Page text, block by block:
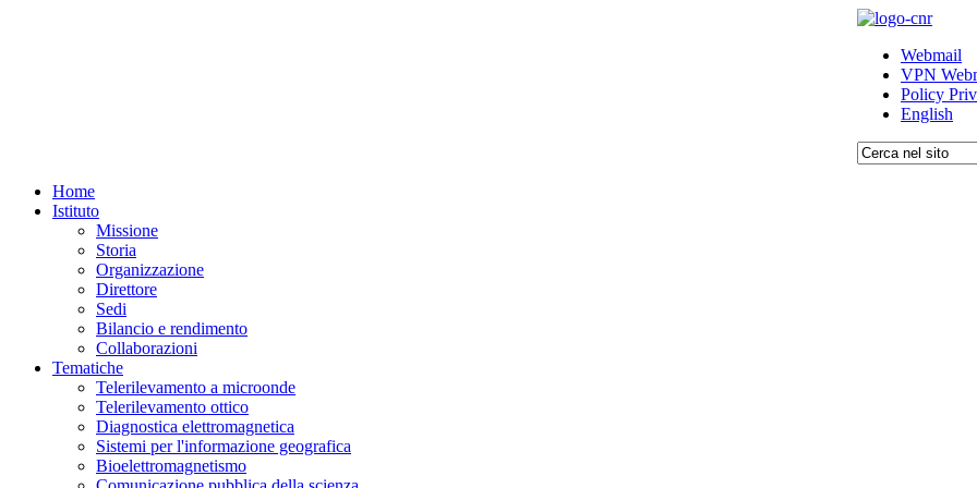
Webmail
VPN
Policy
English
Home
Istituto
Missione
Storia
Organizzazione
Direttore
Sedi
Bilancio e rendimento
Collaborazioni
Tematiche
Telerilevamento a microonde
Telerilevamento ottico
Diagnostica elettromagnetica
Sistemi per l'informazione geografica
Bioelettromagnetismo